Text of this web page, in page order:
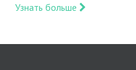
Узнать больше